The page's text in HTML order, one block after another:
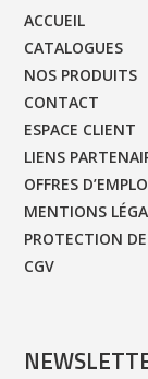
ACCUEIL
CATALOGUES
NOS PRODUITS
CONTACT
ESPACE CLIENT
LIENS
OFFRES
MENTIONS
PROTECTION
CGV